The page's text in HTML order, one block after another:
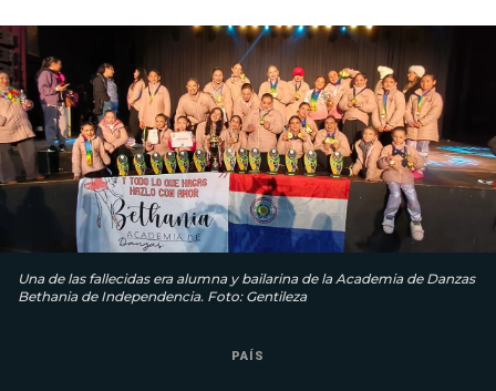
Una de las fallecidas era alumna y bailarina de la Academia de Danzas
Bethania de Independencia. Foto: Gentileza
PAÍS